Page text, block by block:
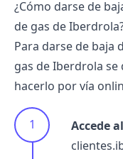
¿Cómo darse de
de gas de
Para darse de baja
gas de Iberdrola se
hacerlo por vía
Accede